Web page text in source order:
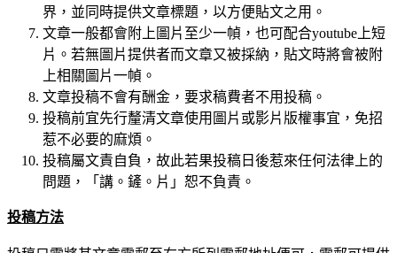
界，並同時提供文章標題，以方便貼文之用。
文章一般都會附上圖片至少一幀，也可配合youtube上短
片。若無圖片提供者而文章又被採納，貼文時將會被附
上相關圖片一幀。
文章投稿不會有酬金，要求稿費者不用投稿。
投稿前宜先行釐清文章使用圖片或影片版權事宜，免招
惹不必要的麻煩。
投稿屬文責自負，故此若果投稿日後惹來任何法律上的
問題，「講。鏟。片」恕不負責。
投稿方法